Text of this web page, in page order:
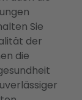
Sie
der
die